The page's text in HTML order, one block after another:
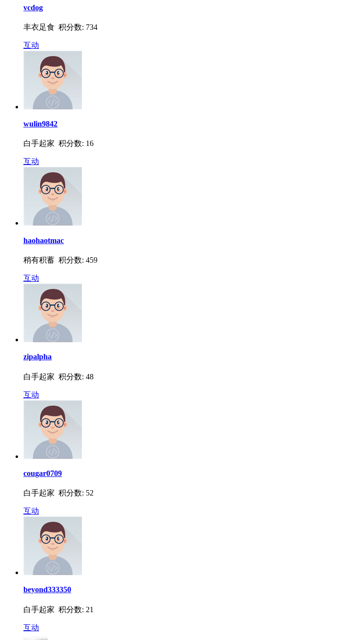
vcdog
丰衣足食 积分数: 734
互动
wulin9842
白手起家 积分数: 16
互动
haohaotmac
稍有积蓄 积分数: 459
互动
zipalpha
白手起家 积分数: 48
互动
cougar0709
白手起家 积分数: 52
互动
beyond333350
白手起家 积分数: 21
互动